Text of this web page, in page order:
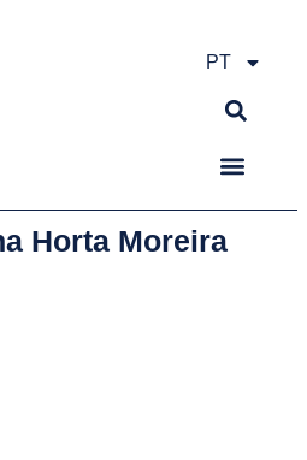
PT
Horta Moreira